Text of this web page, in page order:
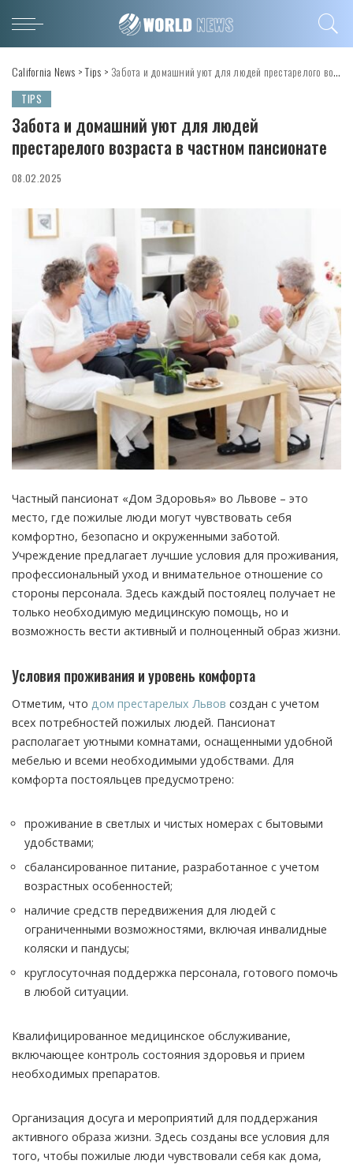
California News >Tips > Забота и домашний уют для людей престарелого возраста в частном пансионате
TIPS
Забота и домашний уют для людей
престарелого возраста в частном пансионате
08.02.2025
Частный пансионат «Дом Здоровья» во Львове – это
место, где пожилые люди могут чувствовать себя
комфортно, безопасно и окруженными заботой.
Учреждение предлагает лучшие условия для проживания,
профессиональный уход и внимательное отношение со
стороны персонала. Здесь каждый постоялец получает не
только необходимую медицинскую помощь, но и
возможность вести активный и полноценный образ жизни.
Условия проживания и уровень комфорта
Отметим, что дом престарелых Львов создан с учетом
всех потребностей пожилых людей. Пансионат
располагает уютными комнатами, оснащенными удобной
мебелью и всеми необходимыми удобствами. Для
комфорта постояльцев предусмотрено:
проживание в светлых и чистых номерах с бытовыми
удобствами;
сбалансированное питание, разработанное с учетом
возрастных особенностей;
наличие средств передвижения для людей с
ограниченными возможностями, включая инвалидные
коляски и пандусы;
круглосуточная поддержка персонала, готового помочь
в любой ситуации.
Квалифицированное медицинское обслуживание,
включающее контроль состояния здоровья и прием
необходимых препаратов.
Организация досуга и мероприятий для поддержания
активного образа жизни. Здесь созданы все условия для
того, чтобы пожилые люди чувствовали себя как дома,